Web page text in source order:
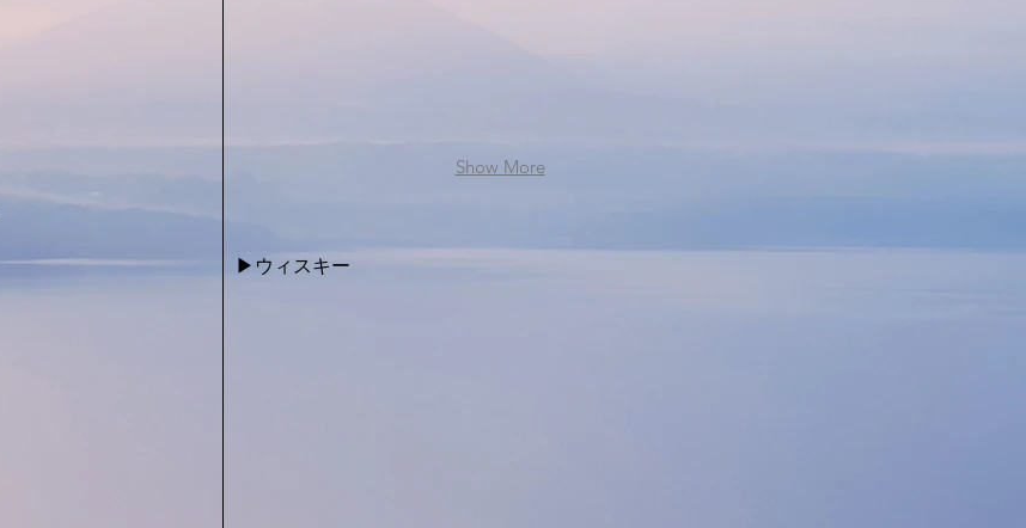
Show More
▶︎​ウィスキー